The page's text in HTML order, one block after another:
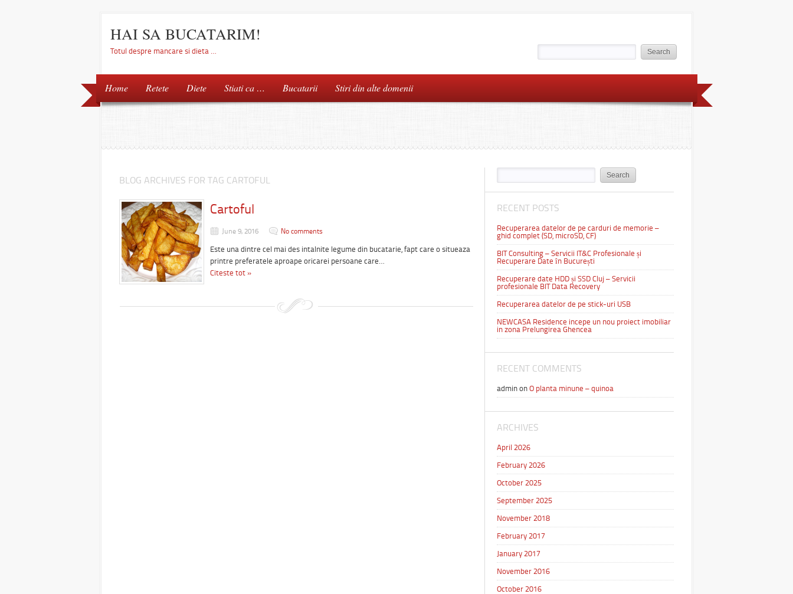
HAI SA BUCATARIM!
Totul despre mancare si dieta …
Home Retete Diete Stiati ca … Bucatarii Stiri din alte domenii
BLOG ARCHIVES FOR TAG CARTOFUL
Cartoful
June 9, 2016 No comments
Este una dintre cel mai des intalnite legume din bucatarie, fapt care o situeaza
printre preferatele aproape oricarei persoane care…
Citeste tot »
RECENT POSTS
Recuperarea datelor de pe carduri de memorie –
ghid complet (SD, microSD, CF)
BIT Consulting – Servicii IT&C Profesionale și
Recuperare Date în București
Recuperare date HDD și SSD Cluj – Servicii
profesionale BIT Data Recovery
Recuperarea datelor de pe stick-uri USB
NEWCASA Residence incepe un nou proiect imobiliar
in zona Prelungirea Ghencea
RECENT COMMENTS
admin on O planta minune – quinoa
ARCHIVES
April 2026
February 2026
October 2025
September 2025
November 2018
February 2017
January 2017
November 2016
October 2016